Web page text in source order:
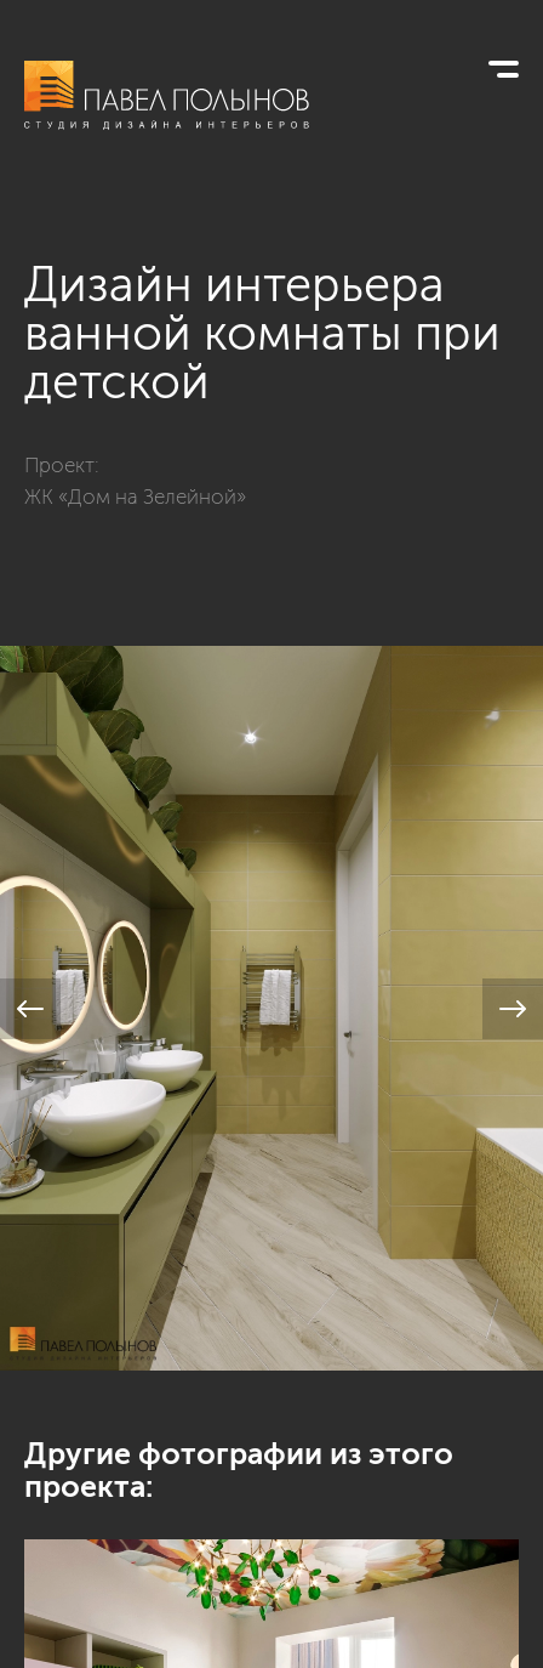
Дизайн интерьера
ванной комнаты при
детской
Проект:
ЖК «Дом на Зелейной»
Другие фотографии из этого
проекта: